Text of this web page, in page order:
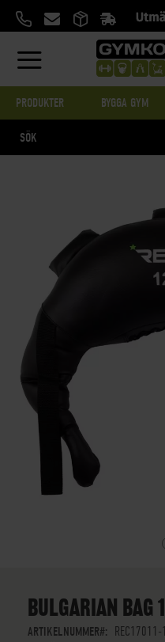
TILL
PRODUKTER BYGGA GYM
BEGINNINGBULGARIAN BAG
ARTIKELNUMMER
REC17011-